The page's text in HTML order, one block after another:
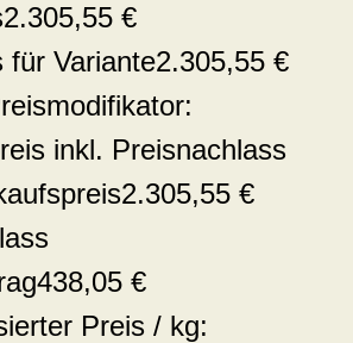
2.305,55 €
für Variante2.305,55 €
inkl. Preisnachlass
2.305,55 €
438,05 €
Preis / kg: